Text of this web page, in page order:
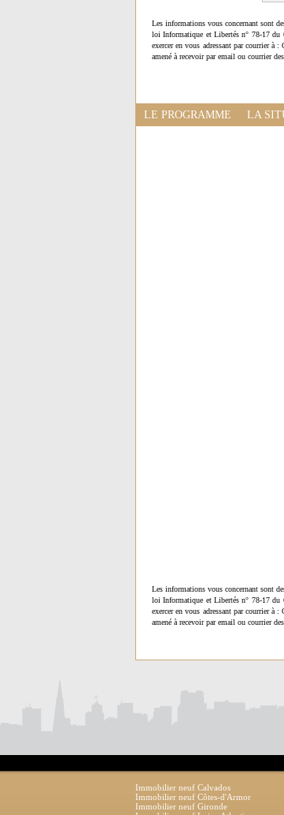
Les informations vous concernant sont
loi Informatique et Libertés n° 78-17 du
exercer en vous adressant par courrier à
amené à recevoir par email ou courrier
LE PROGRAMME LA
Les informations vous concernant sont
loi Informatique et Libertés n° 78-17 du
exercer en vous adressant par courrier à
amené à recevoir par email ou courrier
Immobilier neuf Calvados
Immobilier neuf Côtes-d'Armor
Immobilier neuf Gironde